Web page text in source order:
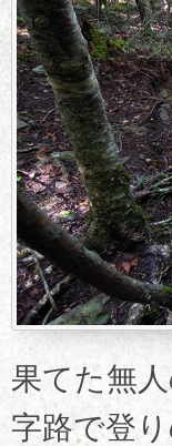
果てた無
字路で登